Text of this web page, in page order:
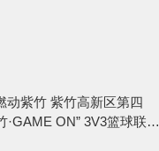
动紫竹 紫竹高新区第四
·GAME ON” 3V3篮球联赛